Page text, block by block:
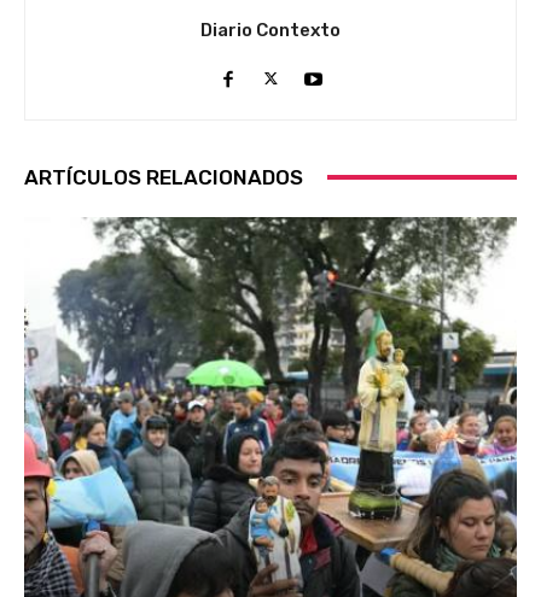
Diario Contexto
ARTÍCULOS RELACIONADOS